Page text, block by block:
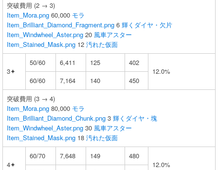
突破費用 (2 → 3)
Item_Mora.png 60,000 モラ
Item_Brilliant_Diamond_Fragment.png 6 輝くダイヤ・欠片
Item_Windwheel_Aster.png 20 風車アスター
Item_Stained_Mask.png 12 汚れた仮面
3✦
50/60 6,411 125
402
12.0%
60/60
7,164 140
450
突破費用 (3 → 4)
Item_Mora.png 80,000 モラ
Item_Brilliant_Diamond_Chunk.png 3 輝くダイヤ・塊
Item_Windwheel_Aster.png 30 風車アスター
Item_Stained_Mask.png 18 汚れた仮面
4✦
60/70 7,648 149
480
12.0%